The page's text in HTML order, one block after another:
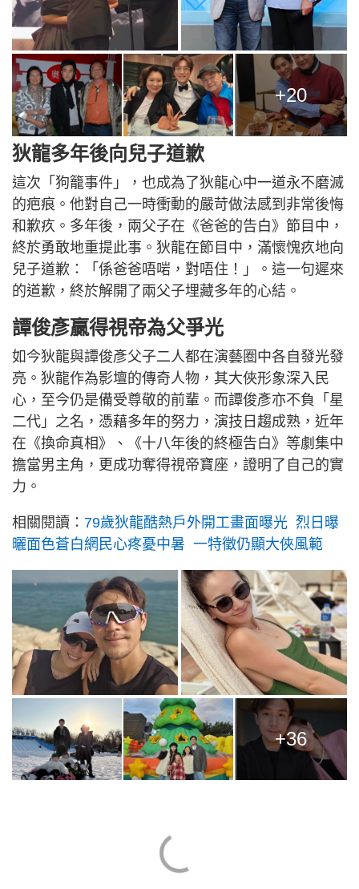
+20
狄龍多年後向兒子道歉
這次「狗籠事件」，也成為了狄龍心中一道永不磨滅
的疤痕。他對自己一時衝動的嚴苛做法感到非常後悔
和歉疚。多年後，兩父子在《爸爸的告白》節目中，
終於勇敢地重提此事。狄龍在節目中，滿懷愧疚地向
兒子道歉：「係爸爸唔啱，對唔住！」。這一句遲來
的道歉，終於解開了兩父子埋藏多年的心結。
譚俊彥贏得視帝為父爭光
如今狄龍與譚俊彥父子二人都在演藝圈中各自發光發
亮。狄龍作為影壇的傳奇人物，其大俠形象深入民
心，至今仍是備受尊敬的前輩。而譚俊彥亦不負「星
二代」之名，憑藉多年的努力，演技日趨成熟，近年
在《換命真相》、《十八年後的終極告白》等劇集中
擔當男主角，更成功奪得視帝寶座，證明了自己的實
力。
相關閱讀： 79歲狄龍酷熱戶外開工畫面曝光 烈日曝
曬面色蒼白網民心疼憂中暑 一特徵仍顯大俠風範
+36